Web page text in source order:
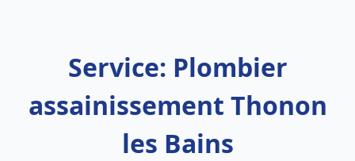
Service: Plombier
assainissement Thonon
les Bains